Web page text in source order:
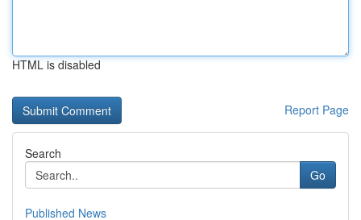
HTML is disabled
Report Page
Search
Go
Published News